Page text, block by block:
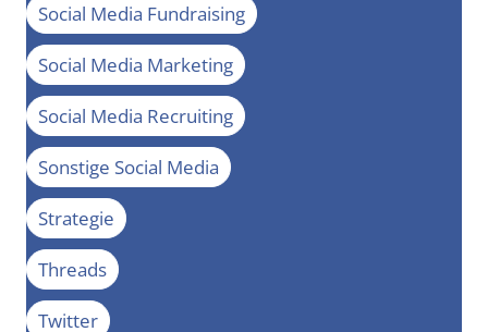
Social Media Fundraising
Social Media Marketing
Social Media Recruiting
Sonstige Social Media
Strategie
Threads
Twitter